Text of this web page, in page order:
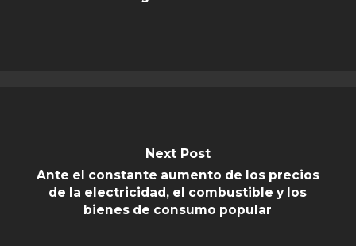
Next Post
Ante el constante aumento de los precios
de la electricidad, el combustible y los
bienes de consumo popular